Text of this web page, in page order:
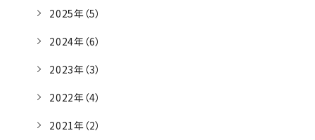
2025年（5）
2024年（6）
2023年（3）
2022年（4）
2021年（2）